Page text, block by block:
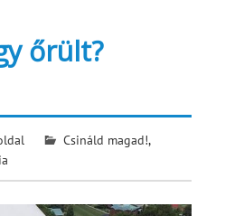
őrült?
Csináld magad!,